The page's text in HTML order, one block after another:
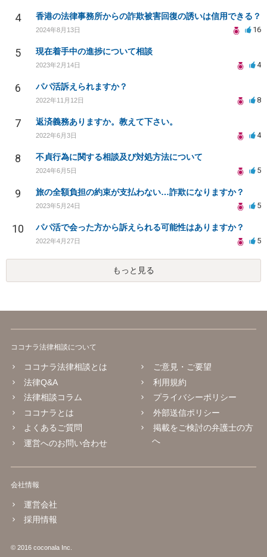
4 香港の法律事務所からの詐欺被害回復の誘いは信用できる？
2024年8月13日 16
5 現在着手中の進捗について相談
2023年2月14日 4
6 パパ活訴えられますか？
2022年11月12日 8
7 返済義務ありますか。教えて下さい。
2022年6月3日 4
8 不貞行為に関する相談及び対処方法について
2024年6月5日 5
9 旅の全額負担の約束が支払わない…詐欺になりますか？
2023年5月24日 5
10 パパ活で会った方から訴えられる可能性はありますか？
2022年4月27日 5
もっと見る
ココナラ法律相談について
ココナラ法律相談とは
法律Q&A
法律相談コラム
ココナラとは
よくあるご質問
運営へのお問い合わせ
ご意見・ご要望
利用規約
プライバシーポリシー
外部送信ポリシー
掲載をご検討の弁護士の方
へ
会社情報
運営会社
採用情報
© 2016 coconala Inc.